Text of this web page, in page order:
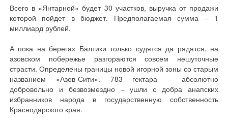
Всего в «Янтарной» будет 30 участков, выручка от продажи
которой пойдет в бюджет. Предполагаемая сумма – 1
миллиард рублей.
А пока на берегах Балтики только судятся да рядятся, на
азовском побережье разгораются совсем нешуточные
страсти. Определены границы новой игорной зоны со старым
названием «Азов-Сити». 783 гектара – абсолютно
добровольно и безвозмездно – ушли с добра анапских
избранников народа в государственную собственность
Краснодарского края.